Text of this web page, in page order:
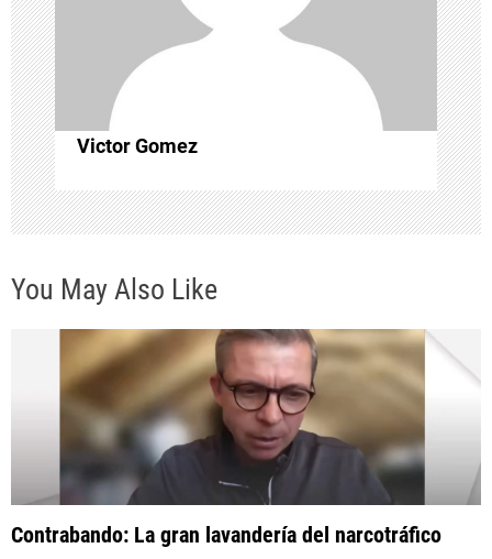
e
n
t
r
d
Victor Gomez
You May Also Like
Contrabando: La gran lavandería del narcotráfico